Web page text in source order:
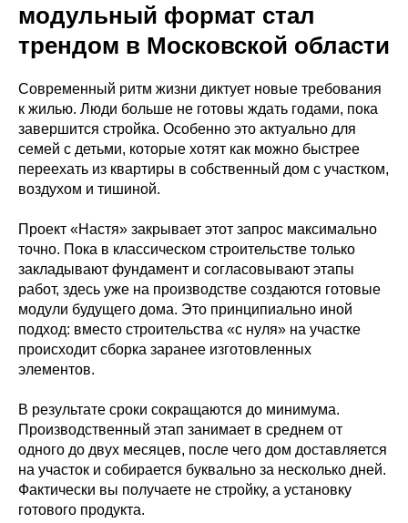
модульный формат стал
трендом в Московской области
Современный ритм жизни диктует новые требования
к жилью. Люди больше не готовы ждать годами, пока
завершится стройка. Особенно это актуально для
семей с детьми, которые хотят как можно быстрее
переехать из квартиры в собственный дом с участком,
воздухом и тишиной.
Проект «Настя» закрывает этот запрос максимально
точно. Пока в классическом строительстве только
закладывают фундамент и согласовывают этапы
работ, здесь уже на производстве создаются готовые
модули будущего дома. Это принципиально иной
подход: вместо строительства «с нуля» на участке
происходит сборка заранее изготовленных
элементов.
В результате сроки сокращаются до минимума.
Производственный этап занимает в среднем от
одного до двух месяцев, после чего дом доставляется
на участок и собирается буквально за несколько дней.
Фактически вы получаете не стройку, а установку
готового продукта.